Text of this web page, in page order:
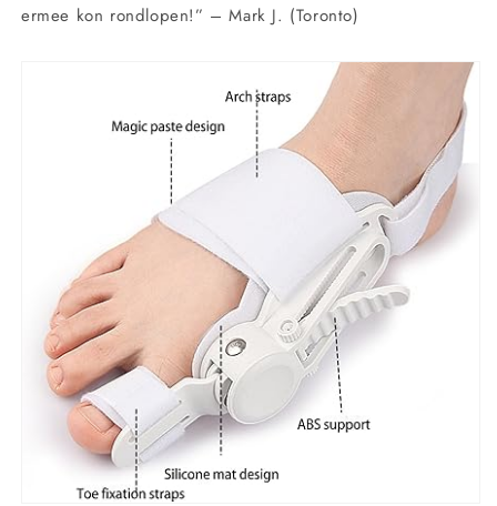
ermee kon rondlopen!” – Mark J. (Toronto)